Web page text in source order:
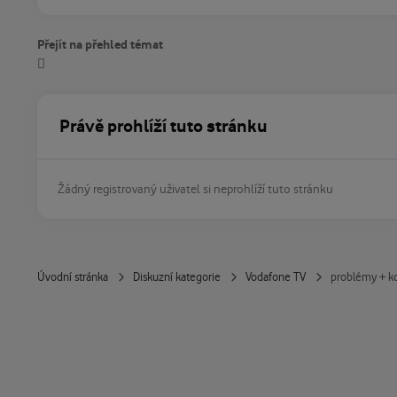
Přejít na přehled témat
Právě prohlíží tuto stránku
Žádný registrovaný uživatel si neprohlíží tuto stránku
Úvodní stránka Diskuzní kategorie Vodafone TV problémy +